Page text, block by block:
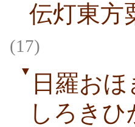
伝灯東方
(17)
▼
日羅お
しろき